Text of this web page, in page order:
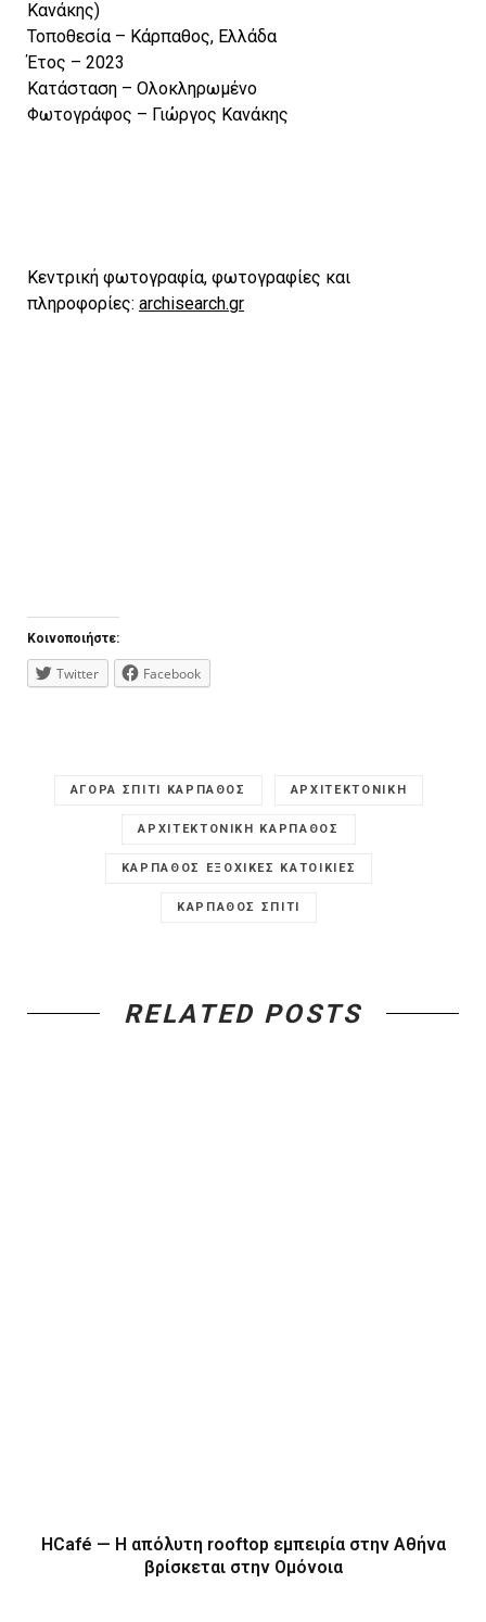
Κανάκης)
Τοποθεσία – Κάρπαθος, Ελλάδα
Έτος – 2023
Κατάσταση – Ολοκληρωμένο
Φωτογράφος – Γιώργος Κανάκης
Kεντρική φωτογραφία, φωτογραφίες και
πληροφορίες: archisearch.gr
Κοινοποιήστε:
Twitter Facebook
ΑΓΟΡΑ ΣΠΙΤΙ ΚΑΡΠΑΘΟΣ ΑΡΧΙΤΕΚΤΟΝΙΚΗ
ΑΡΧΙΤΕΚΤΟΝΙΚΗ ΚΑΡΠΑΘΟΣ
ΚΑΡΠΑΘΟΣ ΕΞΟΧΙΚΕΣ ΚΑΤΟΙΚΙΕΣ
ΚΑΡΠΑΘΟΣ ΣΠΙΤΙ
RELATED POSTS
HCafé — Η απόλυτη rooftop εμπειρία στην Αθήνα
βρίσκεται στην Ομόνοια